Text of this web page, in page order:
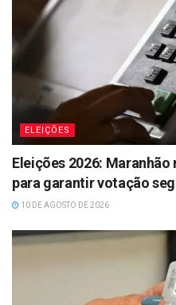
ELEIÇÕES
Eleições 2026:
para garantir votação
10 DE AGOSTO DE 2026